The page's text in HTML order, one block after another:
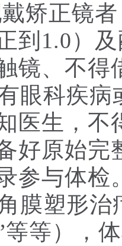
矫正镜
到1.0）
镜、不
眼科疾
医生，不
好原始完
参与体检
膜塑形治
等），